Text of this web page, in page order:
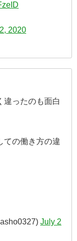
2020
違ったのも面白
ての働き方の違
July 2